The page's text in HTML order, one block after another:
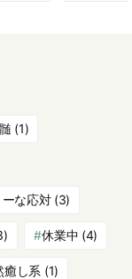
(1)
な応対(3)
休業中 (4)
癒し系 (1)